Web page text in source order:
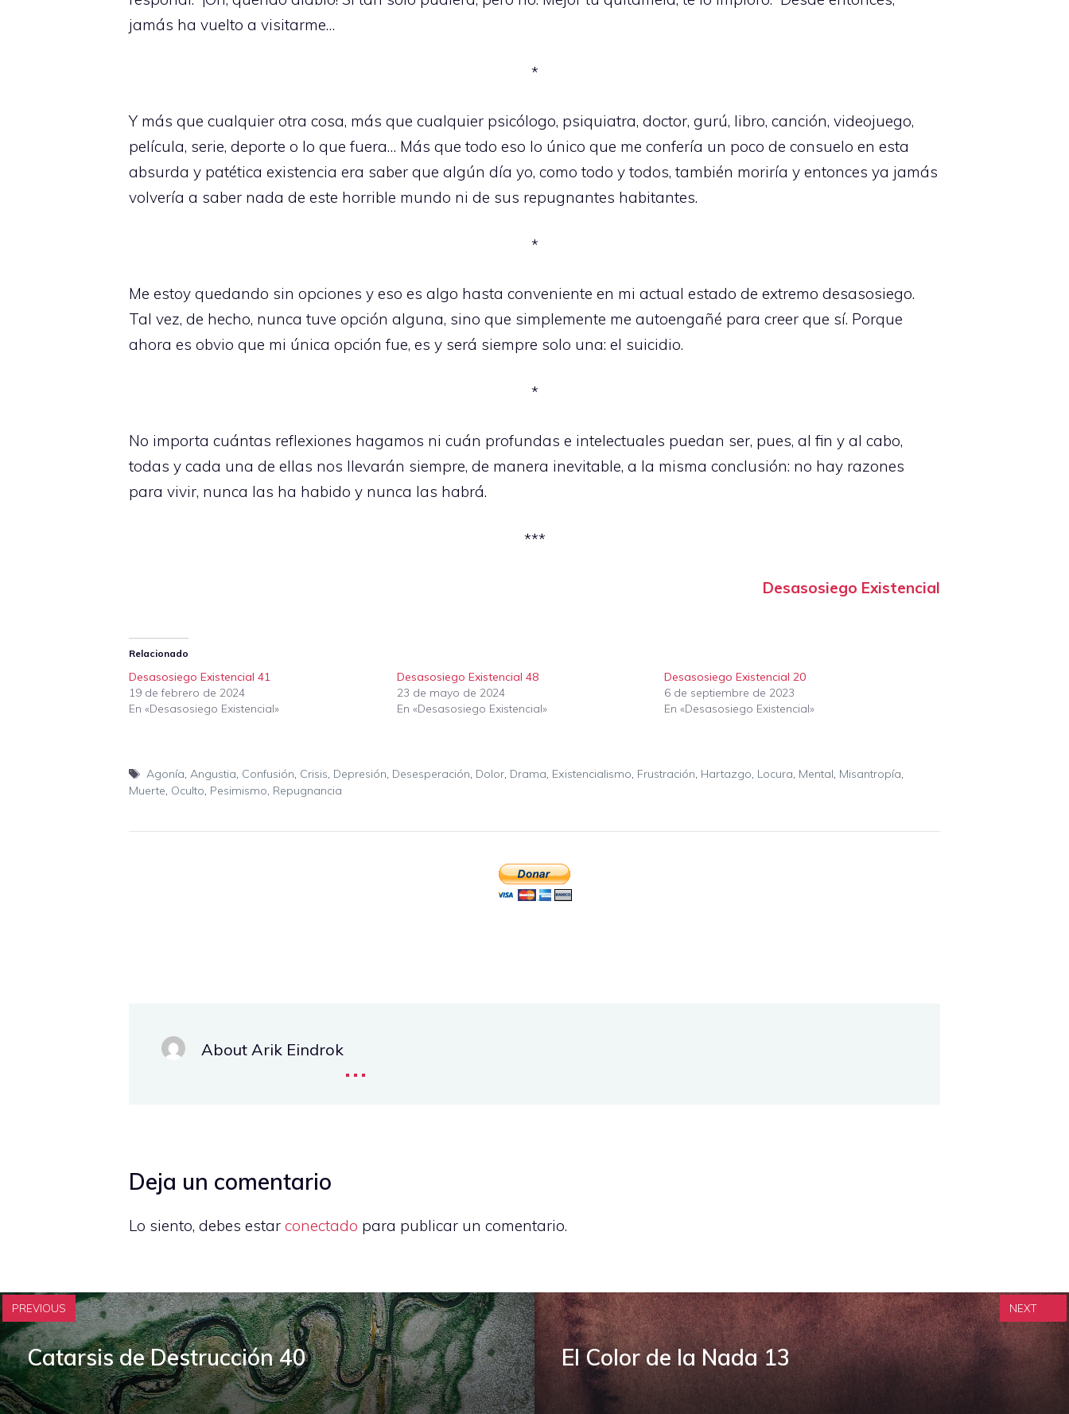
jamás ha vuelto a visitarme…
*
Y más que cualquier otra cosa, más que cualquier psicólogo, psiquiatra, doctor, gurú, libro, canción, videojuego,
película, serie, deporte o lo que fuera… Más que todo eso lo único que me confería un poco de consuelo en esta
absurda y patética existencia era saber que algún día yo, como todo y todos, también moriría y entonces ya jamás
volvería a saber nada de este horrible mundo ni de sus repugnantes habitantes.
*
Me estoy quedando sin opciones y eso es algo hasta conveniente en mi actual estado de extremo desasosiego.
Tal vez, de hecho, nunca tuve opción alguna, sino que simplemente me autoengañé para creer que sí. Porque
ahora es obvio que mi única opción fue, es y será siempre solo una: el suicidio.
*
No importa cuántas reflexiones hagamos ni cuán profundas e intelectuales puedan ser, pues, al fin y al cabo,
todas y cada una de ellas nos llevarán siempre, de manera inevitable, a la misma conclusión: no hay razones
para vivir, nunca las ha habido y nunca las habrá.
***
Desasosiego Existencial
Relacionado
Desasosiego Existencial 41
19 de febrero de 2024
En «Desasosiego Existencial»
Desasosiego Existencial 48
23 de mayo de 2024
En «Desasosiego Existencial»
Desasosiego Existencial 20
6 de septiembre de 2023
En «Desasosiego Existencial»
Etiquetas
Agonía, Angustia, Confusión, Crisis, Depresión, Desesperación, Dolor, Drama, Existencialismo, Frustración, Hartazgo, Locura, Mental, Misantropía,
Muerte, Oculto, Pesimismo, Repugnancia
About Arik Eindrok...
Deja un comentario
Lo siento, debes estar conectado para publicar un comentario.
PREVIOUS
Catarsis de Destrucción 40 El Color de la Nada 13
NEXT